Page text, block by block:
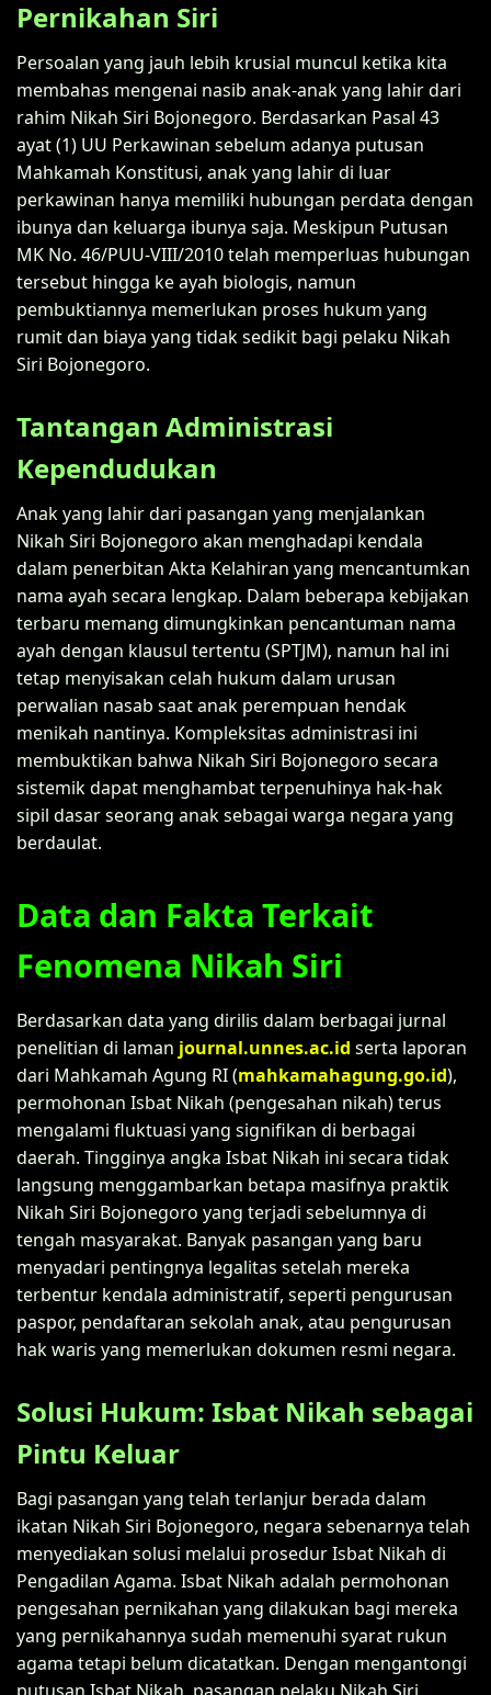
Pernikahan Siri
Persoalan yang jauh lebih krusial muncul ketika kita
membahas mengenai nasib anak-anak yang lahir dari
rahim Nikah Siri Bojonegoro. Berdasarkan Pasal 43
ayat (1) UU Perkawinan sebelum adanya putusan
Mahkamah Konstitusi, anak yang lahir di luar
perkawinan hanya memiliki hubungan perdata dengan
ibunya dan keluarga ibunya saja. Meskipun Putusan
MK No. 46/PUU-VIII/2010 telah memperluas hubungan
tersebut hingga ke ayah biologis, namun
pembuktiannya memerlukan proses hukum yang
rumit dan biaya yang tidak sedikit bagi pelaku Nikah
Siri Bojonegoro.
Tantangan Administrasi
Kependudukan
Anak yang lahir dari pasangan yang menjalankan
Nikah Siri Bojonegoro akan menghadapi kendala
dalam penerbitan Akta Kelahiran yang mencantumkan
nama ayah secara lengkap. Dalam beberapa kebijakan
terbaru memang dimungkinkan pencantuman nama
ayah dengan klausul tertentu (SPTJM), namun hal ini
tetap menyisakan celah hukum dalam urusan
perwalian nasab saat anak perempuan hendak
menikah nantinya. Kompleksitas administrasi ini
membuktikan bahwa Nikah Siri Bojonegoro secara
sistemik dapat menghambat terpenuhinya hak-hak
sipil dasar seorang anak sebagai warga negara yang
berdaulat.
Data dan Fakta Terkait
Fenomena Nikah Siri
Berdasarkan data yang dirilis dalam berbagai jurnal
penelitian di laman journal.unnes.ac.id serta laporan
dari Mahkamah Agung RI (mahkamahagung.go.id),
permohonan Isbat Nikah (pengesahan nikah) terus
mengalami fluktuasi yang signifikan di berbagai
daerah. Tingginya angka Isbat Nikah ini secara tidak
langsung menggambarkan betapa masifnya praktik
Nikah Siri Bojonegoro yang terjadi sebelumnya di
tengah masyarakat. Banyak pasangan yang baru
menyadari pentingnya legalitas setelah mereka
terbentur kendala administratif, seperti pengurusan
paspor, pendaftaran sekolah anak, atau pengurusan
hak waris yang memerlukan dokumen resmi negara.
Solusi Hukum: Isbat Nikah sebagai
Pintu Keluar
Bagi pasangan yang telah terlanjur berada dalam
ikatan Nikah Siri Bojonegoro, negara sebenarnya telah
menyediakan solusi melalui prosedur Isbat Nikah di
Pengadilan Agama. Isbat Nikah adalah permohonan
pengesahan pernikahan yang dilakukan bagi mereka
yang pernikahannya sudah memenuhi syarat rukun
agama tetapi belum dicatatkan. Dengan mengantongi